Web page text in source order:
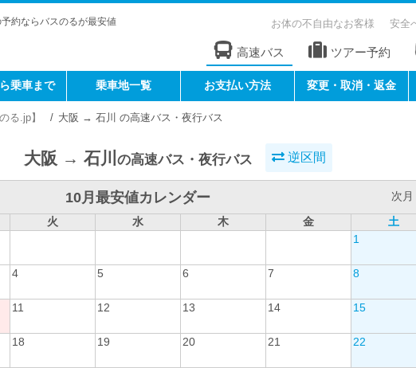
約ならバスのるが最安値 お体の不自由なお客様 安全
高速バス ツアー予約
乗車まで 乗車地一覧 お支払い方法 変更・取消・返金
る.jp】 大阪 → 石川 の高速バス・夜行バス
大阪 → 石川 の高速バス・夜行バス 逆区間
10月最安値カレンダー
次月
火 水 木 金
土
1
4 5 6 7 8
11 12 13 14 15
18 19 20 21 22